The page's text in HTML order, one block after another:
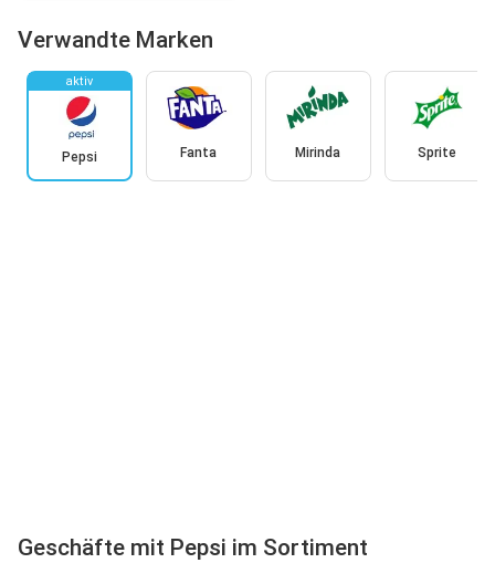
Verwandte Marken
aktiv
Pepsi Fanta Mirinda Sprite
Geschäfte mit Pepsi im Sortiment